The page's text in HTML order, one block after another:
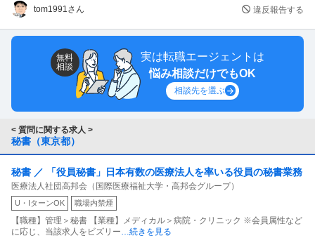
tom1991さん 違反報告する
無料
相談
実は転職エージェントは
悩み相談だけでもOK
相談先を選ぶ
< 質問に関する求人 >
秘書（東京都）
秘書 ／ 「役員秘書」日本有数の医療法人を率いる役員の秘書業務
医療法人社団高邦会（国際医療福祉大学・高邦会グループ）
U・IターンOK 職場内禁煙
【職種】管理＞秘書 【業種】メディカル＞病院・クリニック ※会員属性など
に応じ、当該求人をビズリー…続きを見る